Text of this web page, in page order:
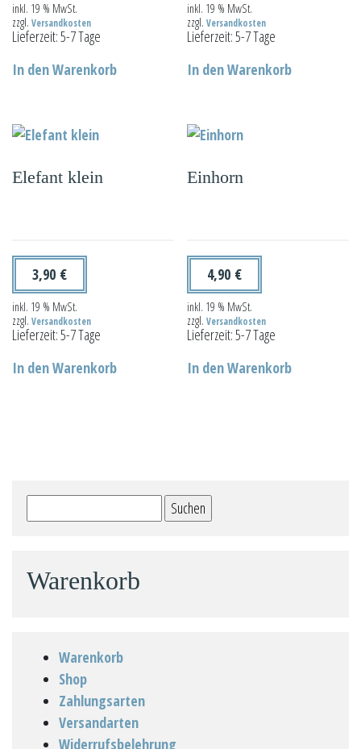
inkl. 19 % MwSt.
zzgl. Versandkosten
Lieferzeit:5-7 Tage
In den Warenkorb
inkl. 19 % MwSt.
zzgl.Versandkosten
Lieferzeit:5-7 Tage
In den Warenkorb
Elefant klein
3,90 €
inkl. 19 % MwSt.
zzgl. Versandkosten
Lieferzeit:5-7 Tage
In den Warenkorb
Einhorn
4,90 €
inkl. 19 % MwSt.
zzgl.Versandkosten
Lieferzeit:5-7 Tage
In den Warenkorb
nach:
Warenkorb
Warenkorb
Shop
Zahlungsarten
Versandarten
Widerrufsbelehrung